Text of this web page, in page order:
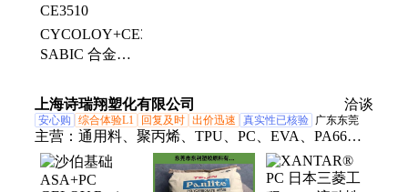
CYCOLOY+CE3510
SABIC 合金
沙伯基础创新塑
料CE3510
上海诗瑞翔塑化有限公司 洽谈
安心购 综合体验L1 回复及时 出价迅速 真实性已核验 广东东莞
主营： 通用料、聚丙烯、TPU、PC、EVA、PA66、
PA6、POM、ABS、PPO、POE、PEEK、PPE、
PPS、PETG、AES、PA、TPV